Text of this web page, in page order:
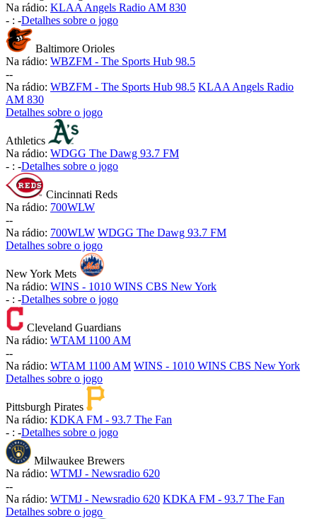
Na rádio: KLAA Angels Radio AM 830
- : -Detalhes sobre o jogo
Baltimore Orioles
Na rádio: WBZFM - The Sports Hub 98.5
--
Na rádio: WBZFM - The Sports Hub 98.5 KLAA Angels Radio
AM 830
Detalhes sobre o jogo
Athletics
Na rádio: WDGG The Dawg 93.7 FM
- : -Detalhes sobre o jogo
Cincinnati Reds
Na rádio: 700WLW
--
Na rádio: 700WLW WDGG The Dawg 93.7 FM
Detalhes sobre o jogo
New York Mets
Na rádio: WINS - 1010 WINS CBS New York
- : -Detalhes sobre o jogo
Cleveland Guardians
Na rádio: WTAM 1100 AM
--
Na rádio: WTAM 1100 AM WINS - 1010 WINS CBS New York
Detalhes sobre o jogo
Pittsburgh Pirates
Na rádio: KDKA FM - 93.7 The Fan
- : -Detalhes sobre o jogo
Milwaukee Brewers
Na rádio: WTMJ - Newsradio 620
--
Na rádio: WTMJ - Newsradio 620 KDKA FM - 93.7 The Fan
Detalhes sobre o jogo